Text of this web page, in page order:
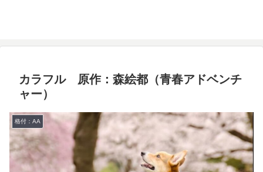
カラフル 原作：森絵都（青春アドベンチ
ャー）
格付：AA